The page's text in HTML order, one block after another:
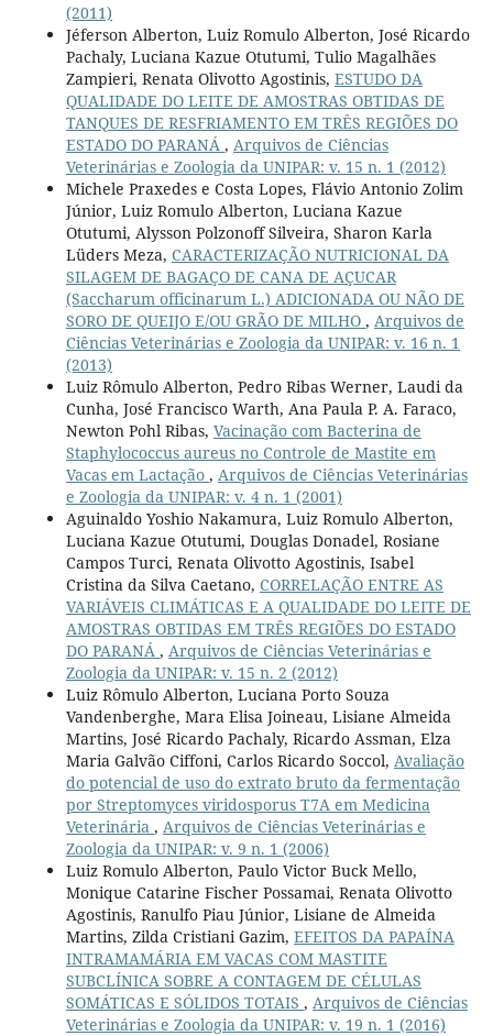
(2011)
Jéferson Alberton, Luiz Romulo Alberton, José Ricardo
Pachaly, Luciana Kazue Otutumi, Tulio Magalhães
Zampieri, Renata Olivotto Agostinis, ESTUDO DA
QUALIDADE DO LEITE DE AMOSTRAS OBTIDAS DE
TANQUES DE RESFRIAMENTO EM TRÊS REGIÕES DO
ESTADO DO PARANÁ , Arquivos de Ciências
Veterinárias e Zoologia da UNIPAR: v. 15 n. 1 (2012)
Michele Praxedes e Costa Lopes, Flávio Antonio Zolim
Júnior, Luiz Romulo Alberton, Luciana Kazue
Otutumi, Alysson Polzonoff Silveira, Sharon Karla
Lüders Meza, CARACTERIZAÇÃO NUTRICIONAL DA
SILAGEM DE BAGAÇO DE CANA DE AÇUCAR
(Saccharum officinarum L.) ADICIONADA OU NÃO DE
SORO DE QUEIJO E/OU GRÃO DE MILHO , Arquivos de
Ciências Veterinárias e Zoologia da UNIPAR: v. 16 n. 1
(2013)
Luiz Rômulo Alberton, Pedro Ribas Werner, Laudi da
Cunha, José Francisco Warth, Ana Paula P. A. Faraco,
Newton Pohl Ribas, Vacinação com Bacterina de
Staphylococcus aureus no Controle de Mastite em
Vacas em Lactação , Arquivos de Ciências Veterinárias
e Zoologia da UNIPAR: v. 4 n. 1 (2001)
Aguinaldo Yoshio Nakamura, Luiz Romulo Alberton,
Luciana Kazue Otutumi, Douglas Donadel, Rosiane
Campos Turci, Renata Olivotto Agostinis, Isabel
Cristina da Silva Caetano, CORRELAÇÃO ENTRE AS
VARIÁVEIS CLIMÁTICAS E A QUALIDADE DO LEITE DE
AMOSTRAS OBTIDAS EM TRÊS REGIÕES DO ESTADO
DO PARANÁ , Arquivos de Ciências Veterinárias e
Zoologia da UNIPAR: v. 15 n. 2 (2012)
Luiz Rômulo Alberton, Luciana Porto Souza
Vandenberghe, Mara Elisa Joineau, Lisiane Almeida
Martins, José Ricardo Pachaly, Ricardo Assman, Elza
Maria Galvão Ciffoni, Carlos Ricardo Soccol, Avaliação
do potencial de uso do extrato bruto da fermentação
por Streptomyces viridosporus T7A em Medicina
Veterinária , Arquivos de Ciências Veterinárias e
Zoologia da UNIPAR: v. 9 n. 1 (2006)
Luiz Romulo Alberton, Paulo Victor Buck Mello,
Monique Catarine Fischer Possamai, Renata Olivotto
Agostinis, Ranulfo Piau Júnior, Lisiane de Almeida
Martins, Zilda Cristiani Gazim, EFEITOS DA PAPAÍNA
INTRAMAMÁRIA EM VACAS COM MASTITE
SUBCLÍNICA SOBRE A CONTAGEM DE CÉLULAS
SOMÁTICAS E SÓLIDOS TOTAIS , Arquivos de Ciências
Veterinárias e Zoologia da UNIPAR: v. 19 n. 1 (2016)